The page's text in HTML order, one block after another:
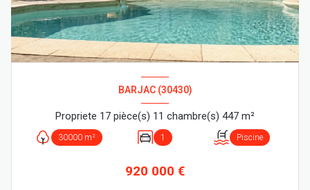
BARJAC (30430)
Propriete 17 pièce(s) 11 chambre(s) 447 m²
30000 m² 1 Piscine
920 000 €